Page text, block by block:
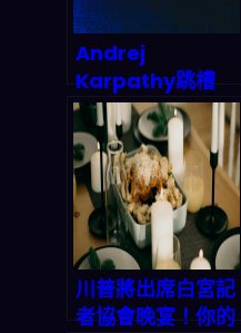
Andrej
Karpathy跳槽
Anthropic：AI安
全陣營拿下最強大
腦，矽谷人才爭奪
戰殺出一條血路
川普將出席白宮記
者協會晚宴！你的